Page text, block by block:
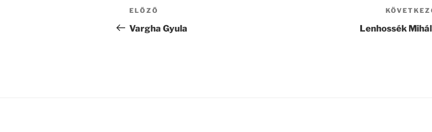
Bejegyzés
navigáció
Korábbi
bejegyzés
ELŐZŐ
Vargha Gyula Lenhossék